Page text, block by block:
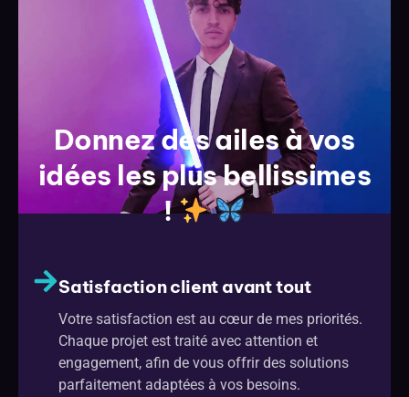
Donnez des ailes à vos
idées les plus bellissimes
!
Satisfaction client avant tout
Votre satisfaction est au cœur de mes priorités.
Chaque projet est traité avec attention et
engagement, afin de vous offrir des solutions
parfaitement adaptées à vos besoins.